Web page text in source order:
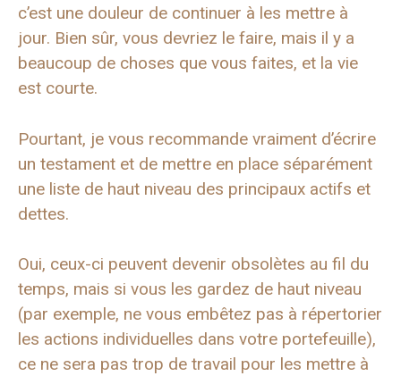
c’est une douleur de continuer à les mettre à
jour. Bien sûr, vous devriez le faire, mais il y a
beaucoup de choses que vous faites, et la vie
est courte.
Pourtant, je vous recommande vraiment d’écrire
un testament et de mettre en place séparément
une liste de haut niveau des principaux actifs et
dettes.
Oui, ceux-ci peuvent devenir obsolètes au fil du
temps, mais si vous les gardez de haut niveau
(par exemple, ne vous embêtez pas à répertorier
les actions individuelles dans votre portefeuille),
ce ne sera pas trop de travail pour les mettre à